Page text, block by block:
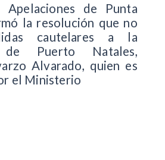
de Punta
la resolución que no
cautelares a la
de Puerto Natales,
Alvarado, quien es
el Ministerio